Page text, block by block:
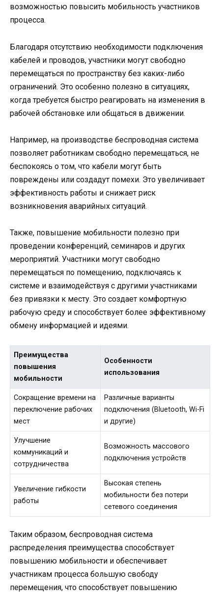
возможностью повысить мобильность участников
процесса.
Благодаря отсутствию необходимости подключения
кабелей и проводов, участники могут свободно
перемещаться по пространству без каких-либо
ограничений. Это особенно полезно в ситуациях,
когда требуется быстро реагировать на изменения в
рабочей обстановке или общаться в движении.
Например, на производстве беспроводная система
позволяет работникам свободно перемещаться, не
беспокоясь о том, что кабели могут быть
повреждены или создадут помехи. Это увеличивает
эффективность работы и снижает риск
возникновения аварийных ситуаций.
Также, повышение мобильности полезно при
проведении конференций, семинаров и других
мероприятий. Участники могут свободно
перемещаться по помещению, подключаясь к
системе и взаимодействуя с другими участниками
без привязки к месту. Это создает комфортную
рабочую среду и способствует более эффективному
обмену информацией и идеями.
Преимущества
повышения
мобильности
Особенности
использования
Сокращение времени на
переключение рабочих
мест
Различные варианты
подключения (Bluetooth, Wi-Fi
и другие)
Улучшение
коммуникаций и
сотрудничества
Возможность массового
подключения устройств
Увеличение гибкости
работы
Высокая степень
мобильности без потери
сетевого соединения
Таким образом, беспроводная система
распределения преимущества способствует
повышению мобильности и обеспечивает
участникам процесса большую свободу
перемещения, что способствует повышению